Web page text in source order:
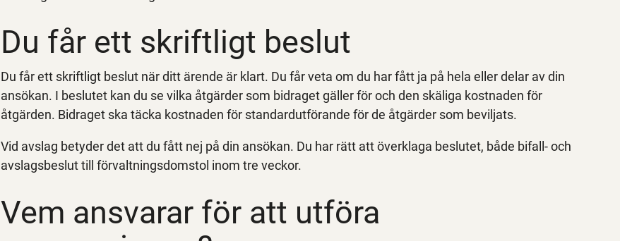
Du får ett skriftligt beslut
Du får ett skriftligt beslut när ditt ärende är klart. Du får veta om du har fått ja på hela eller delar av din
ansökan. I beslutet kan du se vilka åtgärder som bidraget gäller för och den skäliga kostnaden för
åtgärden. Bidraget ska täcka kostnaden för standardutförande för de åtgärder som beviljats.
Vid avslag betyder det att du fått nej på din ansökan. Du har rätt att överklaga beslutet, både bifall- och
avslagsbeslut till förvaltningsdomstol inom tre veckor.
Vem ansvarar för att utföra